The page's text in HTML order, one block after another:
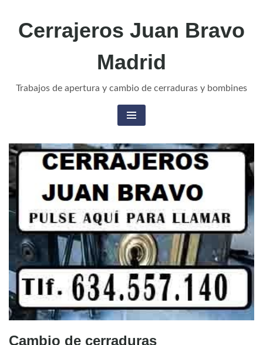
Cerrajeros Juan Bravo
Madrid
Trabajos de apertura y cambio de cerraduras y bombines
Cambio de cerraduras